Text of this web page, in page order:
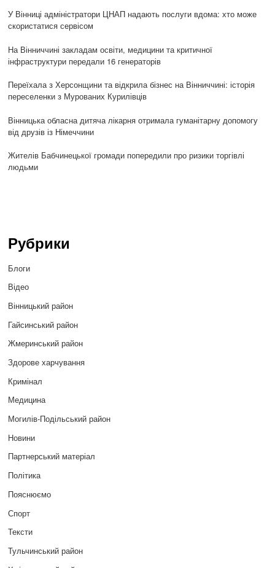
У Вінниці адміністратори ЦНАП надають послуги вдома: хто може
скористатися сервісом
На Вінниччині закладам освіти, медицини та критичної
інфраструктури передали 16 генераторів
Переїхала з Херсонщини та відкрила бізнес на Вінниччині: історія
переселенки з Мурованих Курилівців
Вінницька обласна дитяча лікарня отримала гуманітарну допомогу
від друзів із Німеччини
Жителів Бабчинецької громади попередили про ризики торгівлі
людьми
Рубрики
Блоги
Відео
Вінницький район
Гайсинський район
Жмеринський район
Здорове харчування
Кримінал
Медицина
Могилів-Подільський район
Новини
Партнерський матеріал
Політика
Пояснюємо
Спорт
Тексти
Тульчинський район